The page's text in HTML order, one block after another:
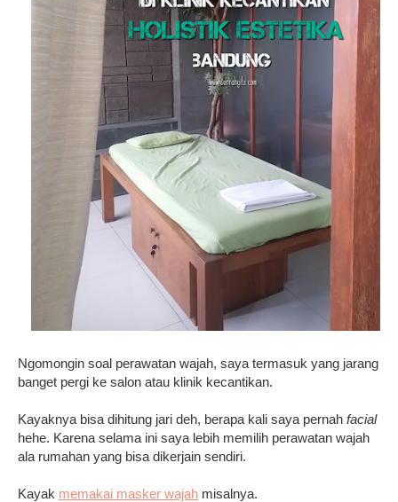
Ngomongin soal perawatan wajah, saya termasuk yang jarang
banget pergi ke salon atau klinik kecantikan.
Kayaknya bisa dihitung jari deh, berapa kali saya pernah facial
hehe. Karena selama ini saya lebih memilih perawatan wajah
ala rumahan yang bisa dikerjain sendiri.
Kayak memakai masker wajah misalnya.